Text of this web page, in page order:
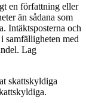
en författning eller
än sådana som
Intäktsposterna och
samfälligheten med
Lag
skattskyldiga